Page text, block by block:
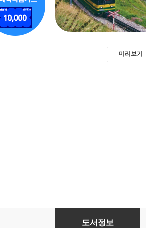
미리보기
프렌즈 스위스 26~27
도서정보